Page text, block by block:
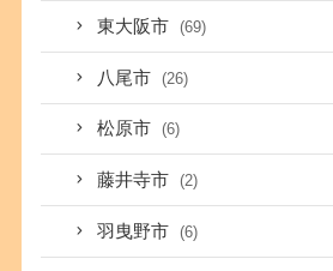
東大阪市 (69)
八尾市 (26)
松原市 (6)
藤井寺市 (2)
羽曳野市 (6)